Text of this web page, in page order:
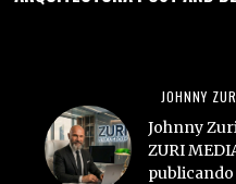
JOHNNY
Johnny
ZURI